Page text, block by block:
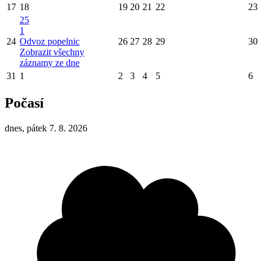
17 18 19 20 21 22 23
24
25
1
Odvoz popelnic
Zobrazit všechny
záznamy ze dne
26 27 28 29 30
31 1 2 3 4 5 6
Počasí
dnes, pátek 7. 8. 2026